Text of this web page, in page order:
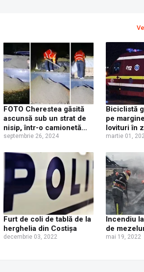
FOTO Cherestea găsită
ascunsă sub un strat de
nisip, într-o camionetă
oprită în trafic, la Costișa
septembrie 26, 2024
Biciclistă
pe
lovituri în
Frătăuții
martie 01,
Furt de coli de tablă de la
herghelia din Costișa
decembrie 03, 2022
Incendiu
de
mai 19, 2022